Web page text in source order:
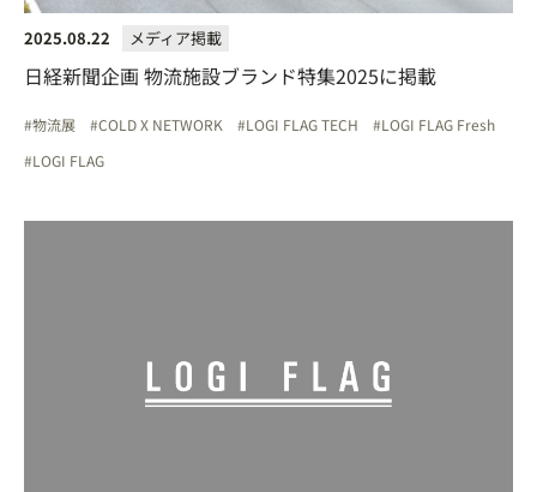
2025.08.22 メディア掲載
日経新聞企画 物流施設ブランド特集2025に掲載
物流展 COLD X NETWORK LOGI FLAG TECH
LOGI FLAG Fresh
LOGI FLAG